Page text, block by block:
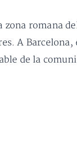
zona romana
A Barcelona,
de la